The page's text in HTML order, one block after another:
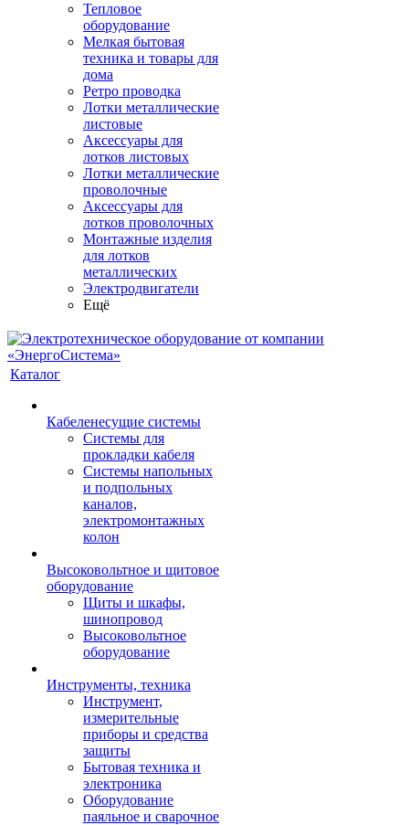
Тепловое
оборудование
Мелкая бытовая
техника и товары для
дома
Ретро проводка
Лотки металлические
листовые
Аксессуары для
лотков листовых
Лотки металлические
проволочные
Аксессуары для
лотков проволочных
Монтажные изделия
для лотков
металлических
Электродвигатели
Ещё
Каталог
Кабеленесущие системы
Системы для
прокладки кабеля
Системы напольных
и подпольных
каналов,
электромонтажных
колон
Высоковольтное и щитовое
оборудование
Щиты и шкафы,
шинопровод
Высоковольтное
оборудование
Инструменты, техника
Инструмент,
измерительные
приборы и средства
защиты
Бытовая техника и
электроника
Оборудование
паяльное и сварочное